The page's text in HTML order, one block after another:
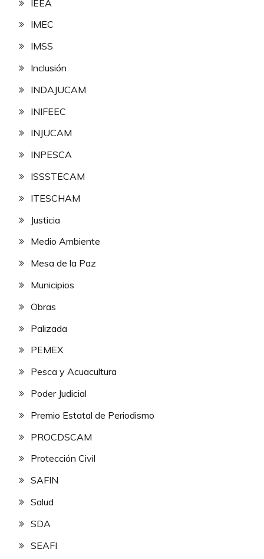
IEEA
IMEC
IMSS
Inclusión
INDAJUCAM
INIFEEC
INJUCAM
INPESCA
ISSSTECAM
ITESCHAM
Justicia
Medio Ambiente
Mesa de la Paz
Municipios
Obras
Palizada
PEMEX
Pesca y Acuacultura
Poder Judicial
Premio Estatal de Periodismo
PROCDSCAM
Protección Civil
SAFIN
Salud
SDA
SEAFI